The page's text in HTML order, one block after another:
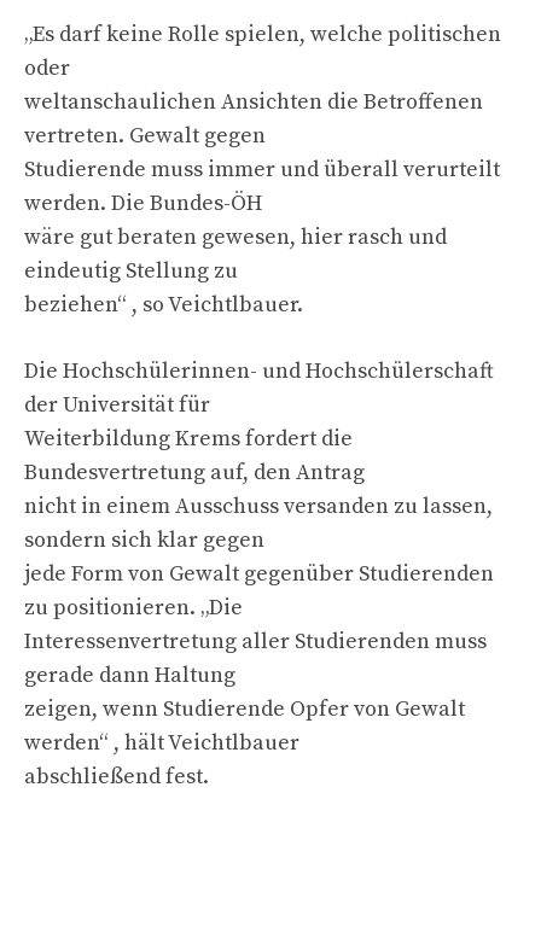
„Es darf keine Rolle spielen, welche politischen
oder
weltanschaulichen Ansichten die Betroffenen
vertreten. Gewalt gegen
Studierende muss immer und überall verurteilt
werden. Die Bundes-ÖH
wäre gut beraten gewesen, hier rasch und
eindeutig Stellung zu
beziehen“ , so Veichtlbauer.
Die Hochschülerinnen- und Hochschülerschaft
der Universität für
Weiterbildung Krems fordert die
Bundesvertretung auf, den Antrag
nicht in einem Ausschuss versanden zu lassen,
sondern sich klar gegen
jede Form von Gewalt gegenüber Studierenden
zu positionieren. „Die
Interessenvertretung aller Studierenden muss
gerade dann Haltung
zeigen, wenn Studierende Opfer von Gewalt
werden“ , hält Veichtlbauer
abschließend fest.